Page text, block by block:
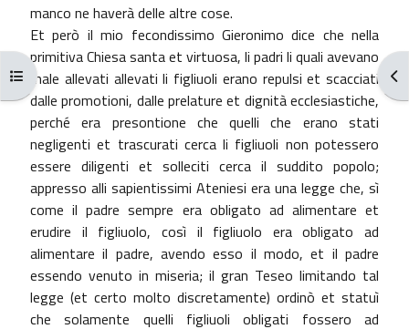
Apri indice del corso
manco ne haverà delle altre cose.
Et però il mio fecondissimo Gieronimo dice che nella
primitiva Chiesa santa et virtuosa, li padri li quali avevano
male allevati allevati li figliuoli erano repulsi et scacciati
dalle promotioni, dalle prelature et dignità ecclesiastiche,
perché era presontione che quelli che erano stati
negligenti et trascurati cerca li figliuoli non potessero
essere diligenti et solleciti cerca il suddito popolo;
appresso alli sapientissimi Ateniesi era una legge che, sì
come il padre sempre era obligato ad alimentare et
erudire il figliuolo, così il figliuolo era obligato ad
alimentare il padre, avendo esso il modo, et il padre
essendo venuto in miseria; il gran Teseo limitando tal
legge (et certo molto discretamente) ordinò et statuì
che solamente quelli figliuoli obligati fossero ad